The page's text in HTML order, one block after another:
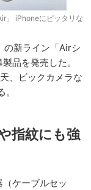
」 iPhoneにピッタリな
の新ライン「Airシ
品を発売した。
、ビックカメラな
指紋にも強
ケーブルセッ